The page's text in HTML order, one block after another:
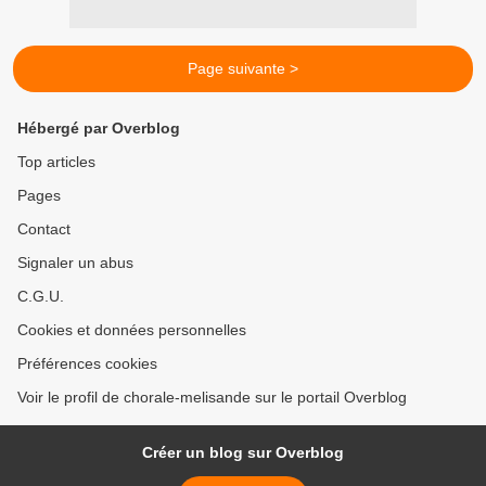
Page suivante >
Hébergé par Overblog
Top articles
Pages
Contact
Signaler un abus
C.G.U.
Cookies et données personnelles
Préférences cookies
Voir le profil de chorale-melisande sur le portail Overblog
Créer un blog sur Overblog